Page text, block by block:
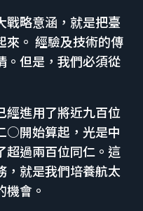
戰略意涵，就是把臺
來。 經驗及技術的傳
。但是，我們必須從
經進用了將近九百位
○開始算起，光是中
超過兩百位同仁。這
，就是我們培養航太
機會。